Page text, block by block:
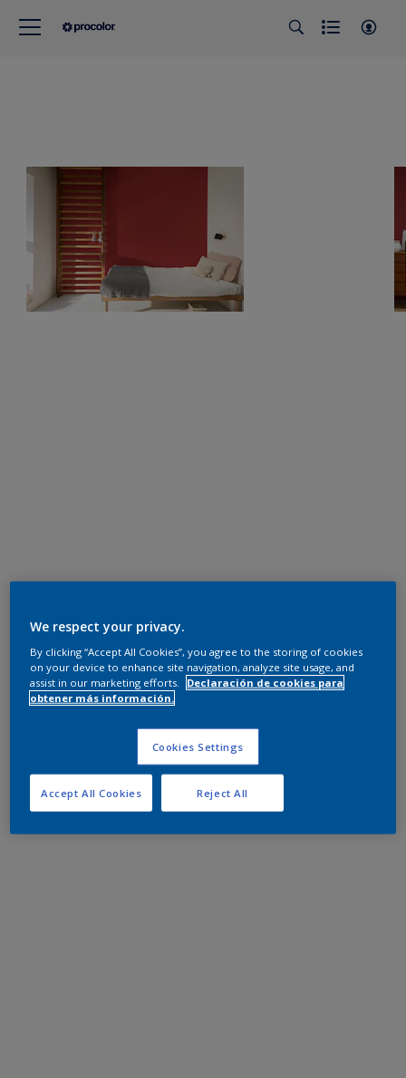
We respect your privacy.
By clicking “Accept All Cookies”, you agree to the storing of cookies
on your device to enhance site navigation, analyze site usage, and
assist in our marketing efforts.
Declaración de cookies para
obtener más información.
Cookies Settings
Reject All
Accept All Cookies